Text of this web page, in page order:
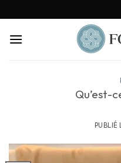
Qu’est-
PUBLIÉ